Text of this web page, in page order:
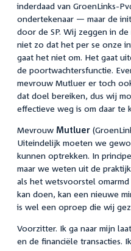
inderdaad van GroenLinks-
ondertekenaar — maar de
door de SP. Wij zeggen in
niet zo dat het per se onze
gaat het niet om. Het gaat
de poortwachtersfunctie.
mevrouw Mutluer er toch
dat doel bereiken, dus wij
effectieve weg is om daar te
Mevrouw Mutluer
Uiteindelijk moeten we
kunnen optrekken. In
maar we weten uit de
als het wetsvoorstel
kan doen, kan een nieuwe
is wel een oproep die wij
Voorzitter. Ik ga naar mijn
en de financiële transacties.